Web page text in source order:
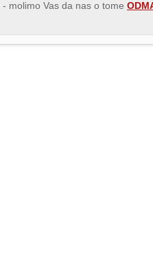
molimo Vas da nas o tome